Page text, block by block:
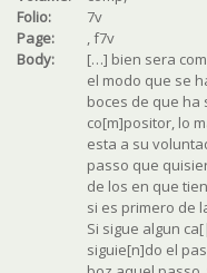
Folio:
7v
Page:
, f7v
Body:
[…] bien sera
el modo que se
boces de que ha
co[m]positor, lo
esta a su
passo que
de los en que
si es primero de
Si sigue algun
siguie[n]do el